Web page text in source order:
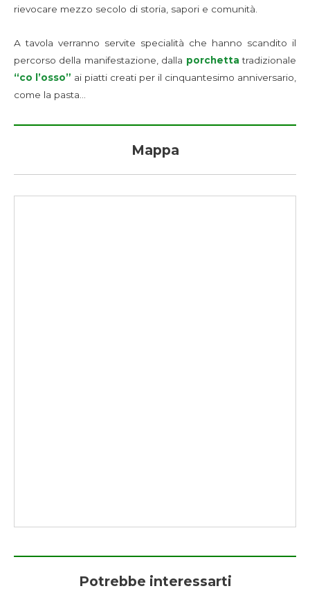
rievocare mezzo secolo di storia, sapori e comunità.
A tavola verranno servite specialità che hanno scandito il
percorso della manifestazione, dalla porchetta tradizionale
“co l’osso” ai piatti creati per il cinquantesimo anniversario,
come la pasta…
Mappa
Potrebbe interessarti